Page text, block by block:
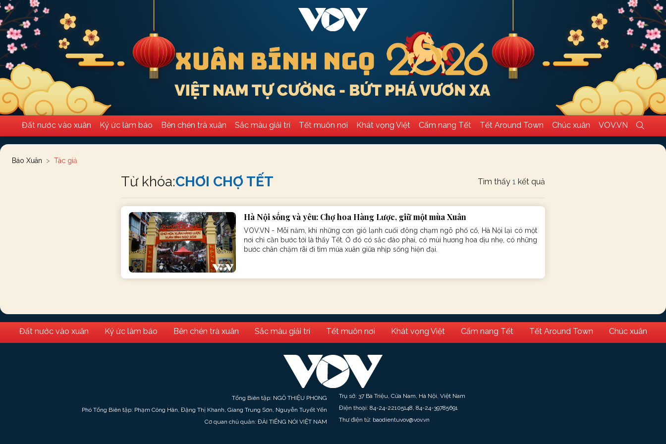
Đất nước vào xuân Ký ức làm báo Bên chén trà xuân Sắc màu giải trí Tết muôn nơi Khát vọng Việt Cẩm nang Tết Tết Around Town Chúc xuân VOV.VN
Báo Xuân Tác giả
Từ khóa:CHƠI CHỢ TẾT Tìm thấy 1 kết quả
Hà Nội sống và yêu: Chợ hoa Hàng Lược, giữ một mùa Xuân
VOV.VN - Mỗi năm, khi những cơn gió lạnh cuối đông chạm ngõ phố cổ, Hà Nội lại có một
nơi chỉ cần bước tới là thấy Tết. Ở đó có sắc đào phai, có mùi hương hoa dịu nhẹ, có những
bước chân chậm rãi đi tìm mùa xuân giữa nhịp sống hiện đại.
Đất nước vào xuân Ký ức làm báo Bên chén trà xuân Sắc màu giải trí Tết muôn nơi Khát vọng Việt Cẩm nang Tết Tết Around Town Chúc xuân
Tổng Biên tập: NGÔ THIỆU PHONG
Phó Tổng Biên tập: Phạm Công Hân, Đặng Thị Khanh, Giang Trung Sơn, Nguyễn Tuyết Yến
Cơ quan chủ quản: ĐÀI TIẾNG NÓI VIỆT NAM
Trụ sở: 37 Bà Triệu, Cửa Nam, Hà Nội, Việt Nam
Điện thoại: 84-24-22105148, 84-24-39785691
Thư điện tử: baodientuvov@vov.vn